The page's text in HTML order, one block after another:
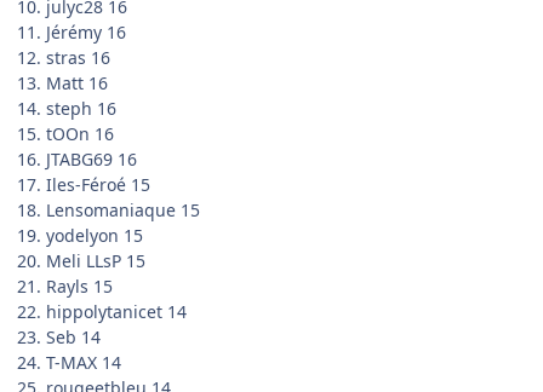
10. julyc28 16
11. Jérémy 16
12. stras 16
13. Matt 16
14. steph 16
15. tOOn 16
16. JTABG69 16
17. Iles-Féroé 15
18. Lensomaniaque 15
19. yodelyon 15
20. Meli LLsP 15
21. Rayls 15
22. hippolytanicet 14
23. Seb 14
24. T-MAX 14
25. rougeetbleu 14